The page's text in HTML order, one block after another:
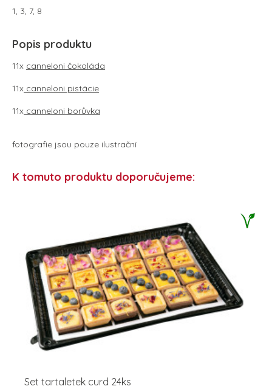
1, 3, 7, 8
Popis produktu
11x canneloni čokoláda
11x canneloni pistácie
11x canneloni borůvka
fotografie jsou pouze ilustrační
K tomuto produktu doporučujeme:
Set tartaletek curd 24ks